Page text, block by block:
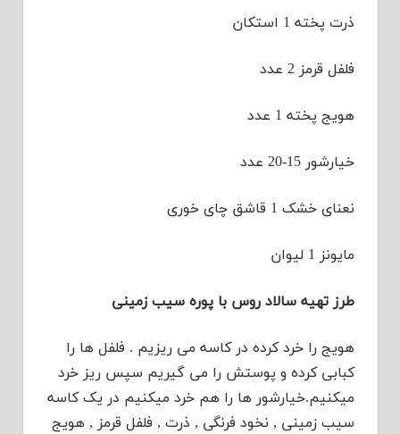
ذرت پخته 1 استکان
فلفل قرمز 2 عدد
هویج پخته 1 عدد
خیارشور 15-20 عدد
نعنای خشک 1 قاشق چای خوری
مایونز 1 لیوان
طرز تهیه سالاد روس با پوره سیب زمینی
هویج را خرد کرده در کاسه می ریزیم . فلفل ها را
کبابی کرده و پوستش را می گیریم سپس ریز خرد
میکنیم.خیارشور ها را هم خرد میکنیم در یک کاسه
سیب زمینی , نخود فرنگی , ذرت , فلفل قرمز , هویج